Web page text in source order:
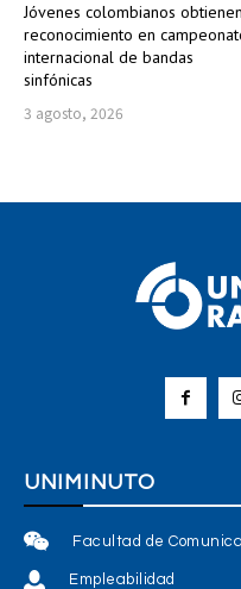
Jóvenes colombianos obtienen
reconocimiento en
internacional de bandas
sinfónicas
3 agosto, 2026
UNIMINUTO
Facultad de
Empleabilidad